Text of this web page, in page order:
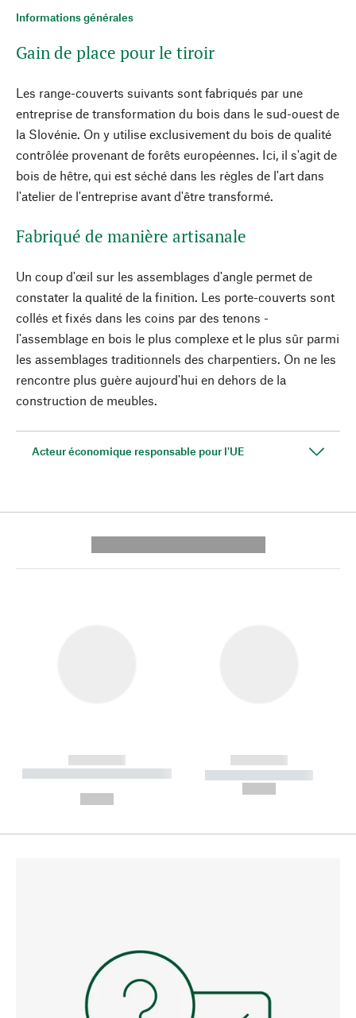
Informations générales
Gain de place pour le tiroir
Les range-couverts suivants sont fabriqués par une
entreprise de transformation du bois dans le sud-ouest de
la Slovénie. On y utilise exclusivement du bois de qualité
contrôlée provenant de forêts européennes. Ici, il s'agit de
bois de hêtre, qui est séché dans les règles de l'art dans
l'atelier de l'entreprise avant d'être transformé.
Fabriqué de manière artisanale
Un coup d'œil sur les assemblages d'angle permet de
constater la qualité de la finition. Les porte-couverts sont
collés et fixés dans les coins par des tenons -
l'assemblage en bois le plus complexe et le plus sûr parmi
les assemblages traditionnels des charpentiers. On ne les
rencontre plus guère aujourd'hui en dehors de la
construction de meubles.
Acteur économique responsable pour l'UE
------------
----------- ----------- --------
------------
----------- -----------